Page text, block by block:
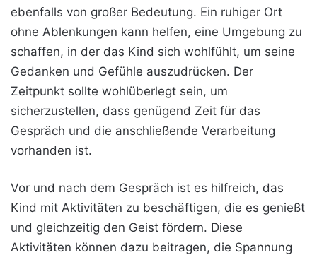
ebenfalls von großer Bedeutung. Ein ruhiger Ort
ohne Ablenkungen kann helfen, eine Umgebung zu
schaffen, in der das Kind sich wohlfühlt, um seine
Gedanken und Gefühle auszudrücken. Der
Zeitpunkt sollte wohlüberlegt sein, um
sicherzustellen, dass genügend Zeit für das
Gespräch und die anschließende Verarbeitung
vorhanden ist.
Vor und nach dem Gespräch ist es hilfreich, das
Kind mit Aktivitäten zu beschäftigen, die es genießt
und gleichzeitig den Geist fördern. Diese
Aktivitäten können dazu beitragen, die Spannung